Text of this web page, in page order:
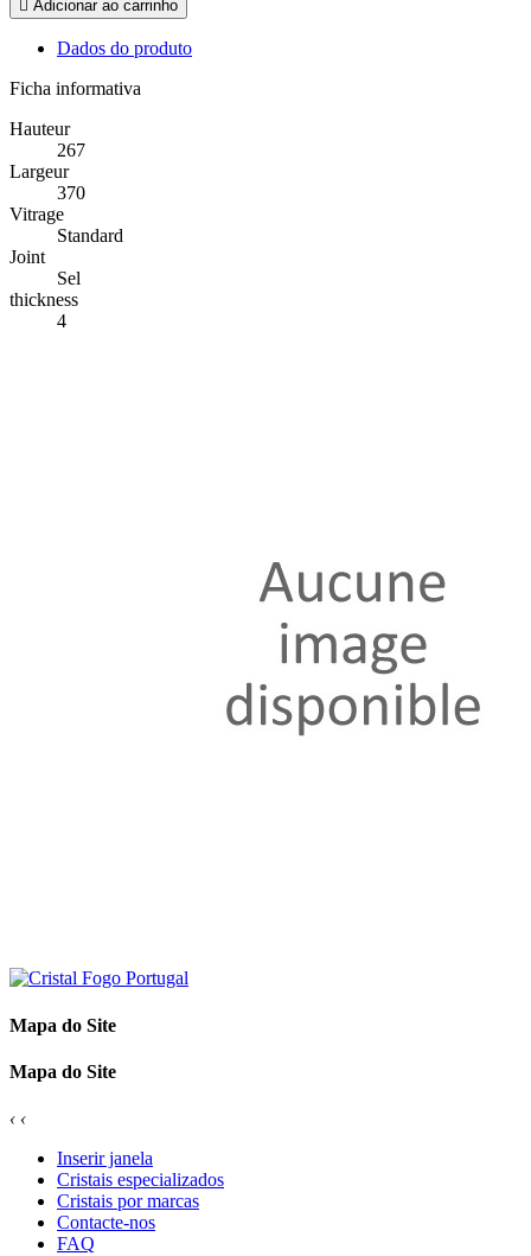
 Adicionar ao carrinho
Dados do produto
Ficha informativa
Hauteur
267
Largeur
370
Vitrage
Standard
Joint
Sel
thickness
4
Mapa do Site
Mapa do Site
‹ ‹
Inserir janela
Cristais especializados
Cristais por marcas
Contacte-nos
FAQ